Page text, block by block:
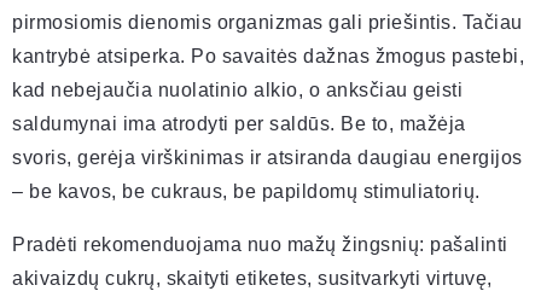
pirmosiomis dienomis organizmas gali priešintis. Tačiau
kantrybė atsiperka. Po savaitės dažnas žmogus pastebi,
kad nebejaučia nuolatinio alkio, o anksčiau geisti
saldumynai ima atrodyti per saldūs. Be to, mažėja
svoris, gerėja virškinimas ir atsiranda daugiau energijos
– be kavos, be cukraus, be papildomų stimuliatorių.
Pradėti rekomenduojama nuo mažų žingsnių: pašalinti
akivaizdų cukrų, skaityti etiketes, susitvarkyti virtuvę,